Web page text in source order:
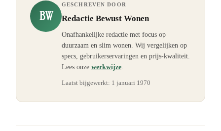
BW
GESCHREVEN DOOR
Redactie Bewust Wonen
Onafhankelijke redactie met focus op
duurzaam en slim wonen. Wij vergelijken op
specs, gebruikerservaringen en prijs-kwaliteit.
Lees onze werkwijze
Laatst bijgewerkt: 1 januari 1970